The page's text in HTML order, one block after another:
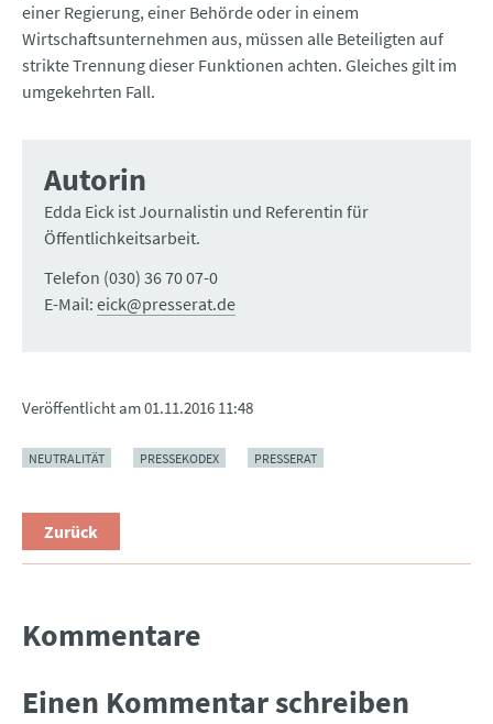
einer Regierung, einer Behörde oder in einem
Wirtschaftsunternehmen aus, müssen alle Beteiligten auf
strikte Trennung dieser Funktionen achten. Gleiches gilt im
umgekehrten Fall.
Autorin
Edda Eick ist Journalistin und Referentin für
Öffentlichkeitsarbeit.
Telefon (030) 36 70 07-0
E-Mail: eick@presserat.de
Veröffentlicht am01.11.2016 11:48
NEUTRALITÄT PRESSEKODEX PRESSERAT
Zurück
Kommentare
Einen Kommentar schreiben